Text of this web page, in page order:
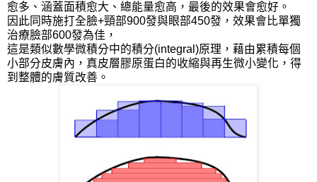
愈多、涵蓋面積愈大、總能量愈高，最後的效果會愈好。
因此同時施打全臉+頸部900發與眼部450發，效果會比單獨
治療臉部600發為佳，
這是類似數學微積分中的積分(integral)原理，藉由累積每個
小部分皮膚內，真皮層膠原蛋白的收縮與再生微小變化，得
到整體的膚質改善。